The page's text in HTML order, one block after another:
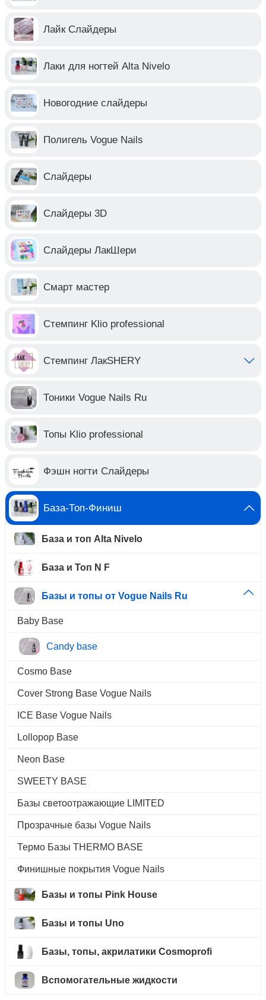
Лайк Слайдеры
Лаки для ногтей Alta Nivelo
Новогодние слайдеры
Полигель Vogue Nails
Слайдеры
Слайдеры 3D
Слайдеры ЛакШери
Смарт мастер
Стемпинг Klio professional
Стемпинг ЛакSHERY
Тоники Vogue Nails Ru
Топы Klio professional
Фэшн ногти Слайдеры
База-Топ-Финиш
База и топ Alta Nivelo
База и Топ N F
Базы и топы от Vogue Nails Ru
Baby Base
Candy base
Cosmo Base
Cover Strong Base Vogue Nails
ICE Base Vogue Nails
Lollopop Base
Neon Base
SWEETY BASE
Базы светоотражающие LIMITED
Прозрачные базы Vogue Nails
Термо Базы THERMO BASE
Финишные покрытия Vogue Nails
Базы и топы Pink House
Базы и топы Uno
Базы, топы, акрилатики Cosmoprofi
Вспомогательные жидкости